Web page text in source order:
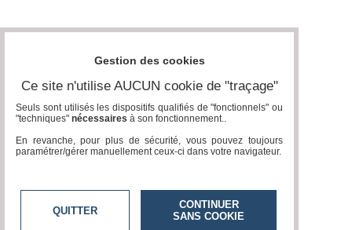
Gestion des cookies
Ce site n'utilise AUCUN cookie de "traçage"
Seuls sont utilisés les dispositifs qualifiés de "fonctionnels" ou
"techniques" nécessaires à son fonctionnement..
En revanche, pour plus de sécurité, vous pouvez toujours
paramétrer/gérer manuellement ceux-ci dans votre navigateur.
QUITTER
CONTINUER
SANS COOKIE